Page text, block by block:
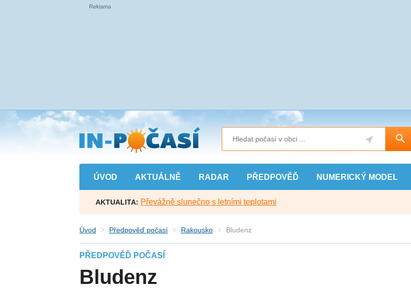
Přejít
na
hlavní
obsah
ÚVOD AKTUÁLNĚ RADAR PŘEDPOVĚĎ NUMERICKÝ MODEL
AKTUALITA: Převážně slunečno s letními teplotami
Úvod Předpověď počasí Rakousko Bludenz
PŘEDPOVĚĎ POČASÍ
Bludenz